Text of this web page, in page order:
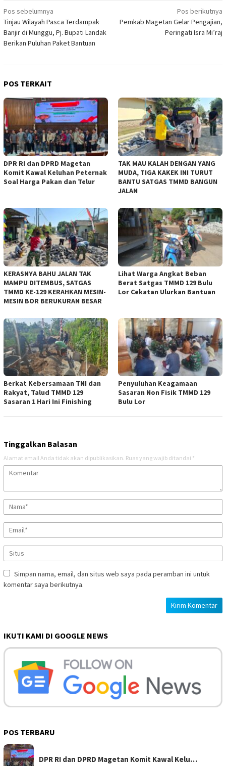
Navigasi
pos
Pos sebelumnya
Tinjau Wilayah Pasca Terdampak
Banjir di Munggu, Pj. Bupati Landak
Berikan Puluhan Paket Bantuan
Pos berikutnya
Pemkab Magetan Gelar Pengajian,
Peringati Isra Mi’raj
POS TERKAIT
DPR RI dan DPRD Magetan
Komit Kawal Keluhan Peternak
Soal Harga Pakan dan Telur
TAK MAU KALAH DENGAN YANG
MUDA, TIGA KAKEK INI TURUT
BANTU SATGAS TMMD BANGUN
JALAN
KERASNYA BAHU JALAN TAK
MAMPU DITEMBUS, SATGAS
TMMD KE-129 KERAHKAN MESIN-
MESIN BOR BERUKURAN BESAR
Lihat Warga Angkat Beban
Berat Satgas TMMD 129 Bulu
Lor Cekatan Ulurkan Bantuan
Berkat Kebersamaan TNI dan
Rakyat, Talud TMMD 129
Sasaran 1 Hari Ini Finishing
Penyuluhan Keagamaan
Sasaran Non Fisik TMMD 129
Bulu Lor
Tinggalkan Balasan
Alamat email Anda tidak akan dipublikasikan. Ruas yang wajib ditandai *
Simpan nama, email, dan situs web saya pada peramban ini untuk
komentar saya berikutnya.
IKUTI KAMI DI GOOGLE NEWS
POS TERBARU
DPR RI dan DPRD Magetan Komit Kawal Kelu…